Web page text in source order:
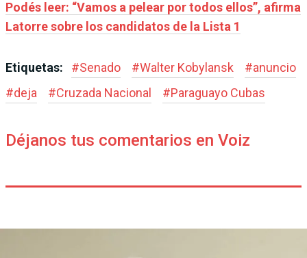
Podés leer: “Vamos a pelear por todos ellos”, afirma
Latorre sobre los candidatos de la Lista 1
Etiquetas: #Senado #Walter Kobylansk #anuncio
#deja #Cruzada Nacional #Paraguayo Cubas
Déjanos tus comentarios en Voiz